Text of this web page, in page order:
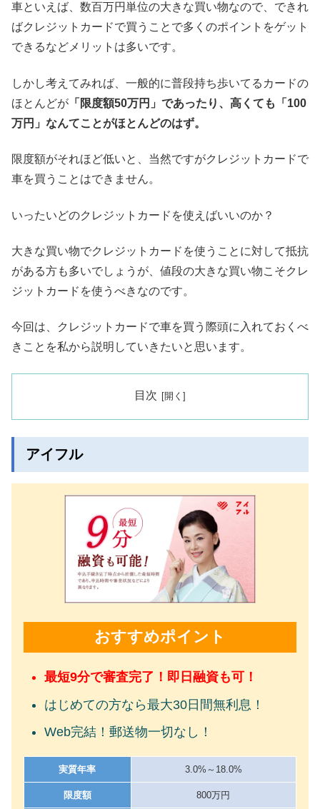
車といえば、数百万円単位の大きな買い物なので、できれ
ばクレジットカードで買うことで多くのポイントをゲット
できるなどメリットは多いです。
しかし考えてみれば、一般的に普段持ち歩いてるカードの
ほとんどが 「限度額50万円」であったり、高くても「100
万円」なんてことがほとんどのはず。
限度額がそれほど低いと、当然ですがクレジットカードで
車を買うことはできません。
いったいどのクレジットカードを使えばいいのか？
大きな買い物でクレジットカードを使うことに対して抵抗
がある方も多いでしょうが、値段の大きな買い物こそクレ
ジットカードを使うべきなのです。
今回は、クレジットカードで車を買う際頭に入れておくべ
きことを私から説明していきたいと思います。
目次
アイフル
おすすめポイント
最短9分で審査完了！即日融資も可！
はじめての方なら最大30日間無利息！
Web完結！郵送物一切なし！
実質年率 3.0%～18.0%
限度額 800万円